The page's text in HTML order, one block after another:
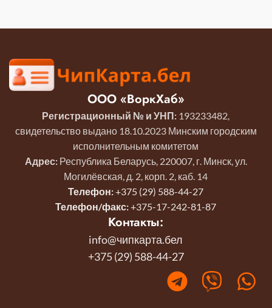
ООО «ВоркХаб»
Регистрационный № и УНП: 193233482,
свидетельство выдано 18.10.2023 Минским городским
исполнительным комитетом
Адрес:Республика Беларусь, 220007, г. Минск, ул.
Могилёвская, д. 2, корп. 2, каб. 14
Телефон:+375 (29) 588-44-27
Телефон/факс:+375-17-242-81-87
Контакты:
info@чипкарта.бел
+375 (29) 588-44-27